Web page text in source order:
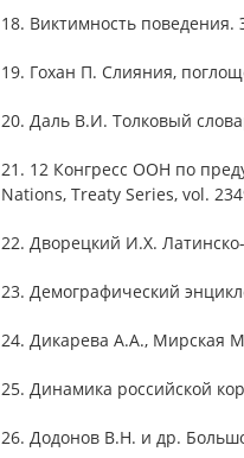
18. Виктимность
19. Гохан П. Слияния,
20. Даль В.И. Толковый
21. 12 Конгресс ООН по
Nations, Treaty Series, vol.
22. Дворецкий И.Х.
23. Демографический
24. Дикарева А.А., Мирская
25. Динамика российской
26. Додонов В.Н. и др.